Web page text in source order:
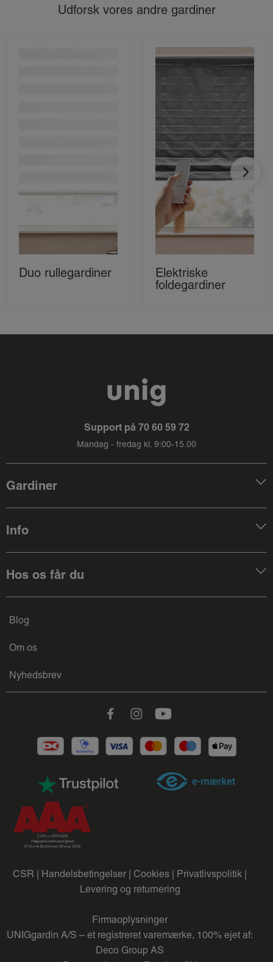
Udforsk vores andre gardiner
Duo rullegardiner
Elektriske
foldegardiner
Support på 70 60 59 72
Mandag - fredag kl. 9:00-15.00
Gardiner
Info
Hos os får du
Blog
Om os
Nyhedsbrev
FacebookInstagramYoutube
CSR | Handelsbetingelser | Cookies | Privatlivspolitik |
Levering og returnering
Firmaoplysninger
UNIGgardin A/S – et registreret varemærke, 100% ejet af:
Deco Group AS